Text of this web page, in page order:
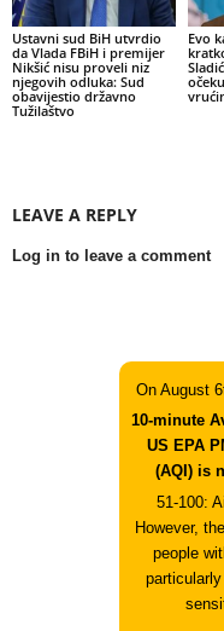
Ustavni sud BiH utvrdio
da Vlada FBiH i premijer
Nikšić nisu proveli niz
njegovih odluka: Sud
obavijestio državno
Tužilaštvo
Evo
LEAVE A REPLY
Log in to leave a comment
On August
10-minute
US EPA
(AQI) is
51-100:
However,
people